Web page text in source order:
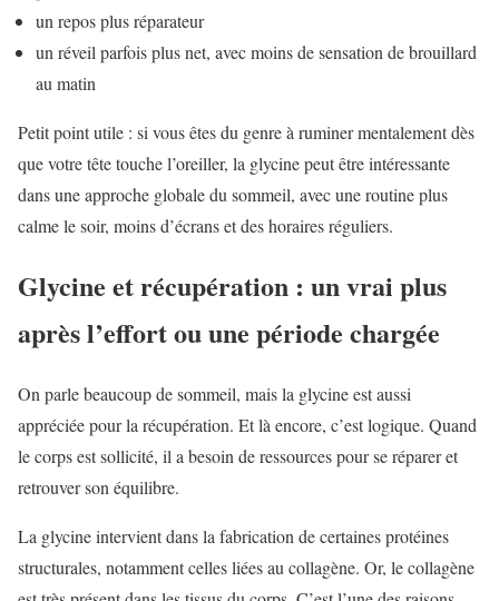
un repos plus réparateur
un réveil parfois plus net, avec moins de sensation de brouillard
au matin
Petit point utile : si vous êtes du genre à ruminer mentalement dès
que votre tête touche l’oreiller, la glycine peut être intéressante
dans une approche globale du sommeil, avec une routine plus
calme le soir, moins d’écrans et des horaires réguliers.
Glycine et récupération : un vrai plus
après l’effort ou une période chargée
On parle beaucoup de sommeil, mais la glycine est aussi
appréciée pour la récupération. Et là encore, c’est logique. Quand
le corps est sollicité, il a besoin de ressources pour se réparer et
retrouver son équilibre.
La glycine intervient dans la fabrication de certaines protéines
structurales, notamment celles liées au collagène. Or, le collagène